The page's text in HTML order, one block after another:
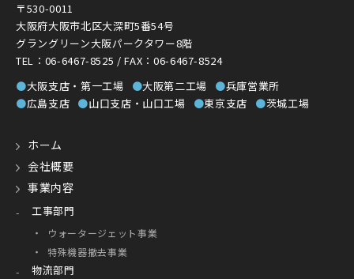
〒530-0011
大阪府大阪市北区大深町5番54号
グラングリーン大阪パークタワー8階
TEL：06-6467-8525 / FAX：06-6467-8524
●大阪支店・第一工場 ●大阪第二工場 ●兵庫営業所
●広島支店 ●山口支店・山口工場 ●東京支店 ●茨城工場
ホーム
会社概要
事業内容
工事部門
ウォータージェット事業
特殊機器撤去事業
物流部門